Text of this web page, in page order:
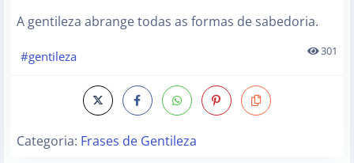
A gentileza abrange todas as formas de sabedoria.
#gentileza 301
Categoria: Frases de Gentileza